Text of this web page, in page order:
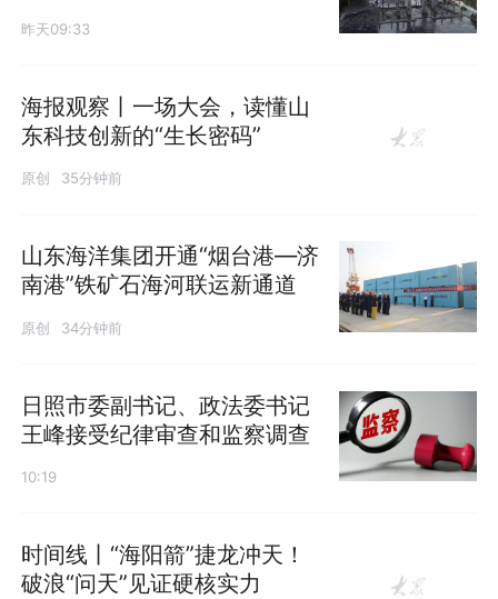
昨天09:33
海报观察丨一场大会，读懂山
东科技创新的“生长密码”
原创 35分钟前
山东海洋集团开通“烟台港—济
南港”铁矿石海河联运新通道
原创 34分钟前
日照市委副书记、政法委书记
王峰接受纪律审查和监察调查
10:19
时间线丨“海阳箭”捷龙冲天！
破浪“问天”见证硬核实力